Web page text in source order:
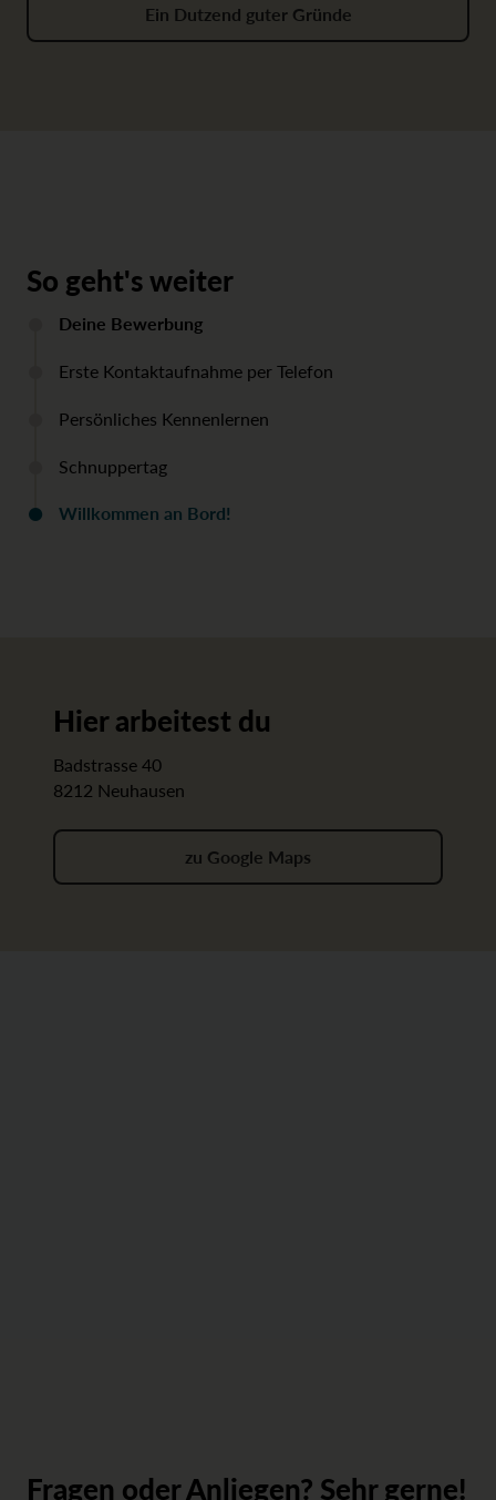
Ein Dutzend guter Gründe
So geht's weiter
Deine Bewerbung
Erste Kontaktaufnahme per Telefon
Persönliches Kennenlernen
Schnuppertag
Willkommen an Bord!
Hier arbeitest du
Badstrasse 40
8212 Neuhausen
zu Google Maps
Fragen oder Anliegen? Sehr gerne!